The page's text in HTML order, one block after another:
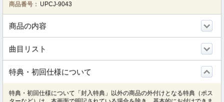
商品番号： UPCJ-9043
商品の内容
曲目リスト
特典・初回仕様について
特典・初回仕様について「封入特典」以外の商品の外付けとなる特典（ポス